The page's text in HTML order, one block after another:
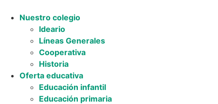
Nuestro colegio
Ideario
Líneas Generales
Cooperativa
Historia
Oferta educativa
Educación infantil
Educación primaria